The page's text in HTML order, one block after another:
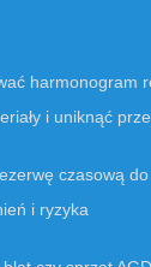
harmonogram
i uniknąć
czasową
i ryzyka